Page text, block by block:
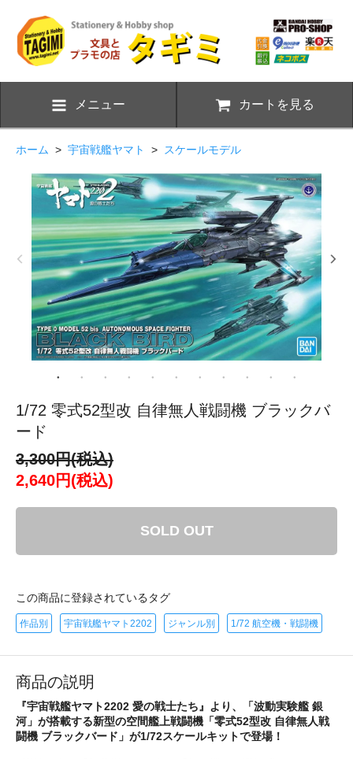
メニュー カートを見る
ホーム > 宇宙戦艦ヤマト > スケールモデル
1/72 零式52型改 自律無人戦闘機 ブラックバ
ード
3,300円(税込)
2,640円(税込)
SOLD OUT
この商品に登録されているタグ
作品別 宇宙戦艦ヤマト2202 ジャンル別 1/72 航空機・戦闘機
商品の説明
『宇宙戦艦ヤマト2202 愛の戦士たち』より、「波動実験艦 銀
河」が搭載する新型の空間艦上戦闘機「零式52型改 自律無人戦
闘機 ブラックバード」が1/72スケールキットで登場！